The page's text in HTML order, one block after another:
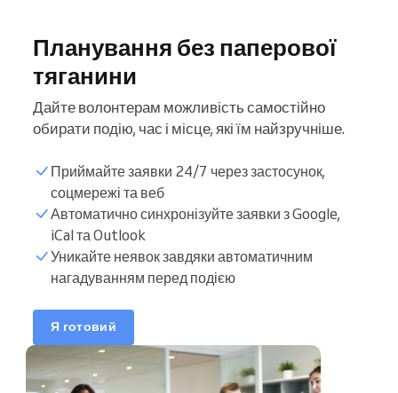
Години бронювання
календар
Планування без паперової
тяганини
Дайте волонтерам можливість самостійно
обирати подію, час і місце, які їм найзручніше.
Приймайте заявки 24/7 через застосунок,
соцмережі та веб
Автоматично синхронізуйте заявки з Google,
iCal та Outlook
Уникайте неявок завдяки автоматичним
нагадуванням перед подією
Я готовий